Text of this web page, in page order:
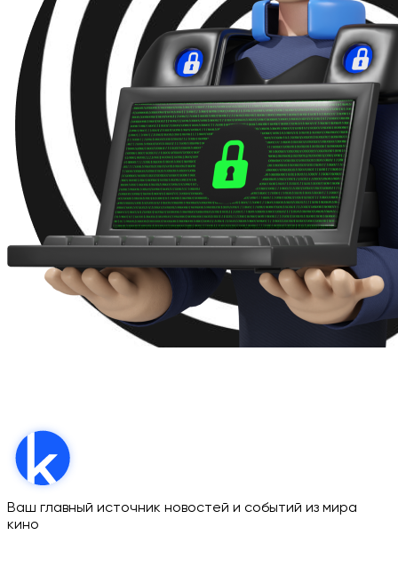
Ваш главный источник новостей и событий из мира
кино